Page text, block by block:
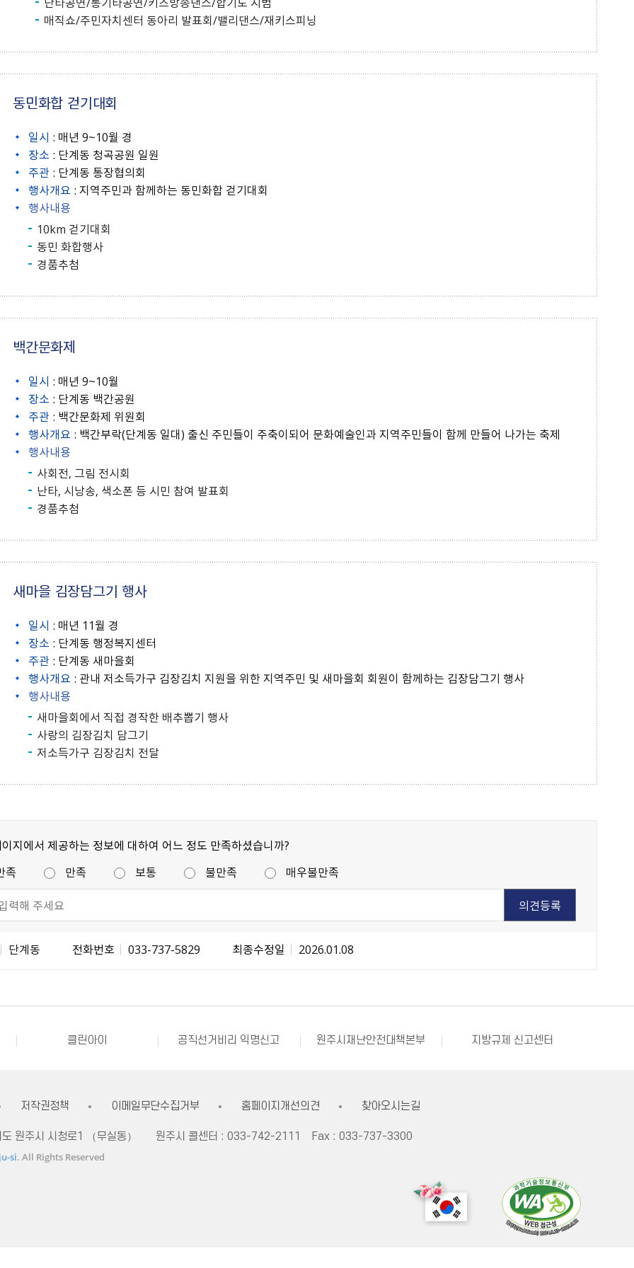
처 가맹점 모집
매직쇼/주민자치센터 동아리 발표회/밸리댄스/재키스피닝
동민화합 걷기대회
일시 : 매년 9~10월 경
장소 : 단계동 청곡공원 일원
주관 : 단계동 통장협의회
행사개요 : 지역주민과 함께하는 동민화합 걷기대회
행사내용
10km 걷기대회
동민 화합행사
경품추첨
백간문화제
일시 : 매년 9~10월
장소 : 단계동 백간공원
주관 : 백간문화제 위원회
행사개요 : 백간부락(단계동 일대) 출신 주민들이 주축이되어 문화예술인과 지역주민들이 함께 만들어 나가는 축제
행사내용
사회전, 그림 전시회
난타, 시낭송, 색소폰 등 시민 참여 발표회
경품추첨
새마을 김장담그기 행사
일시 : 매년 11월 경
장소 : 단계동 행정복지센터
주관 : 단계동 새마을회
행사개요 : 관내 저소득가구 김장김치 지원을 위한 지역주민 및 새마을회 회원이 함께하는 김장담그기 행사
행사내용
새마을회에서 직접 경작한 배추뽑기 행사
사랑의 김장김치 담그기
저소득가구 김장김치 전달
지에서 제공하는 정보에 대하여 어느 정도 만족하셨습니까?
족
만족 보통 불만족 매우불만족
단계동 전화번호 033-737-5829 최종수정일 2026.01.08
강원자비스
소비자24 강원창조경제혁신센터
국민재난안전포털
클린아이
공직선거비리 익명신고 원주시재난안전대책본부
지방규제 신고센터
저작권정책
이메일무단수집거부 홈페이지개선의견 찾아오시는길
원주시 시청로1 （무실동） 원주시 콜센터 : 033-742-2111 Fax : 033-737-3300
si. All Rights Reserved